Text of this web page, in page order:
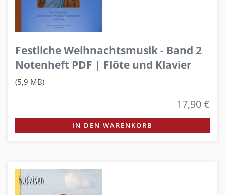
Festliche Weihnachtsmusik - Band 2
Notenheft PDF | Flöte und Klavier
(5,9 MB)
17,90 €
IN DEN WARENKORB